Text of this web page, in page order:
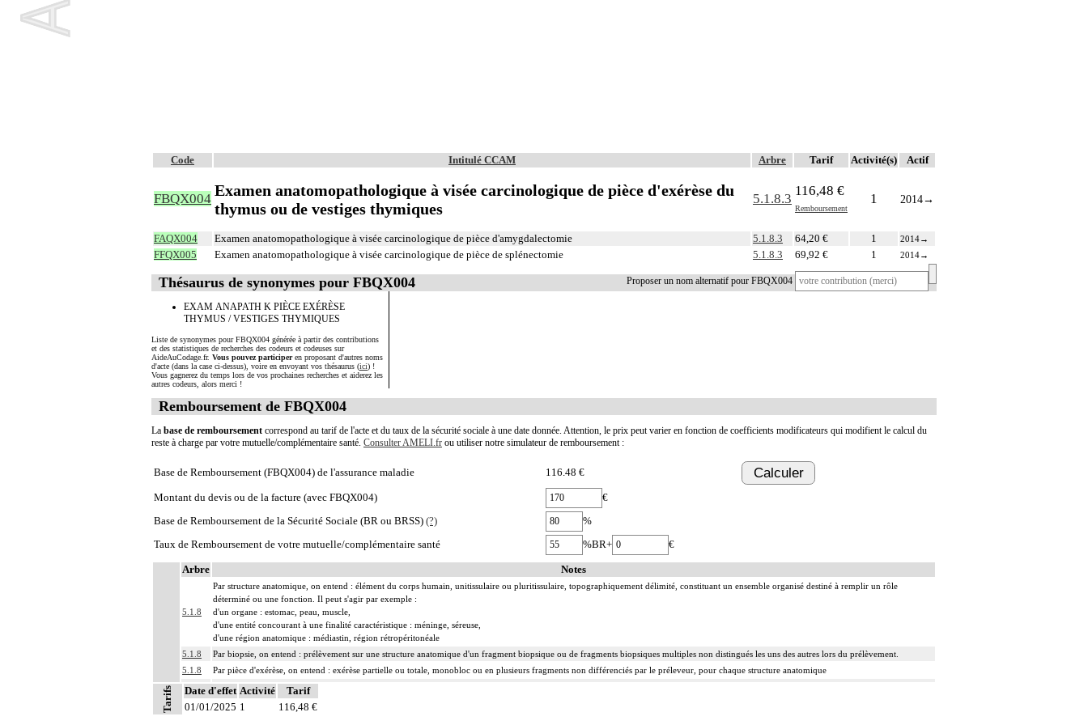
Code Intitulé CCAM Arbre Tarif Activité(s) Actif
FBQX004 Examen anatomopathologique à visée carcinologique de pièce d'exérèse du
thymus ou de vestiges thymiques
5.1.8.3
116,48 €
Remboursement
1 2014→
FAQX004 Examen anatomopathologique à visée carcinologique de pièce d'amygdalectomie 5.1.8.3 64,20 € 1 2014→
FFQX005 Examen anatomopathologique à visée carcinologique de pièce de splénectomie 5.1.8.3 69,92 € 1 2014→
Proposer un nom alternatif pour FBQX004
Thésaurus de synonymes pour FBQX004
EXAM ANAPATH K PIÈCE EXÉRÈSE
THYMUS / VESTIGES THYMIQUES
Liste de synonymes pour FBQX004 générée à partir des contributions
et des statistiques de recherches des codeurs et codeuses sur
AideAuCodage.fr. Vous pouvez participeren proposant d'autres noms
d'acte (dans la case ci-dessus), voire en envoyant vos thésaurus (ici) !
Vous gagnerez du temps lors de vos prochaines recherches et aiderez les
autres codeurs, alors merci !
Remboursement de FBQX004
La base de remboursement correspond au tarif de l'acte et du taux de la sécurité sociale à une date donnée. Attention, le prix peut varier en fonction de coefficients modificateurs qui modifient le calcul du
reste à charge par votre mutuelle/complémentaire santé. Consulter AMELI.fr ou utiliser notre simulateur de remboursement :
Base de Remboursement (FBQX004) de l'assurance maladie 116.48 € Calculer
Montant du devis ou de la facture (avec FBQX004)
€
Base de Remboursement de la Sécurité Sociale (BR ou BRSS) (?)
%
Taux de Remboursement de votre mutuelle/complémentaire santé
%BR+ €
Arbre Notes
5.1.8
Par structure anatomique, on entend : élément du corps humain, unitissulaire ou pluritissulaire, topographiquement délimité, constituant un ensemble organisé destiné à remplir un rôle
déterminé ou une fonction. Il peut s'agir par exemple :
d'un organe : estomac, peau, muscle,
d'une entité concourant à une finalité caractéristique : méninge, séreuse,
d'une région anatomique : médiastin, région rétropéritonéale
5.1.8
Par biopsie, on entend : prélèvement sur une structure anatomique d'un fragment biopsique ou de fragments biopsiques multiples non distingués les uns des autres lors du prélèvement.
5.1.8
Par pièce d'exérèse, on entend : exérèse partielle ou totale, monobloc ou en plusieurs fragments non différenciés par le préleveur, pour chaque structure anatomique
5.1.8
Par berge, on entend : limite de la résection [incision]
5.1.8
Par recoupe, on entend : exérèse supplémentaire effectuée par le préleveur, au-delà des berges de l'exérèse initiale
Avec ou sans : examen de berge
Tarifs Date d'effet Activité
Tarif
01/01/2025 1 116,48 €